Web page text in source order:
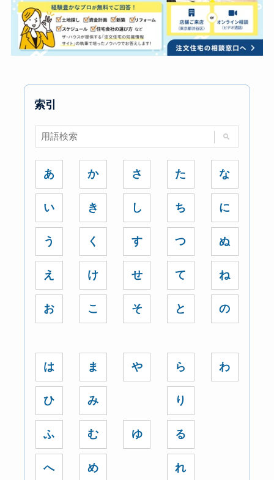
索引
あ
い
う
え
お
か
き
く
け
こ
さ
し
す
せ
そ
た
ち
つ
て
と
な
に
ぬ
ね
の
は
ひ
ふ
へ
ま
み
む
め
や
ゆ
ら
り
る
れ
わ